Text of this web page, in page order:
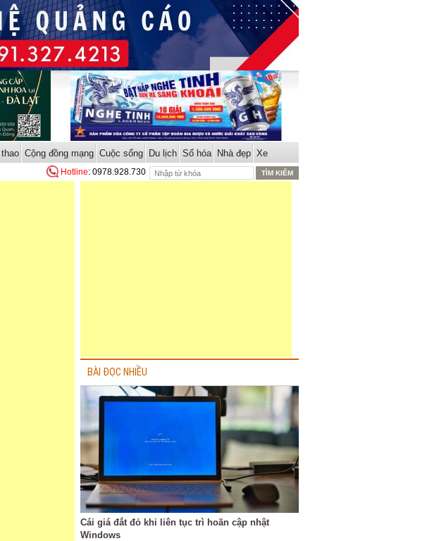
Cộng đồng mạng Cuộc sống Du lịch Số hóa Nhà đẹp Xe
Hotline: 0978.928.730
BÀI ĐỌC NHIỀU
Cái giá đắt đỏ khi liên tục trì hoãn cập nhật
Windows